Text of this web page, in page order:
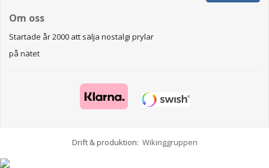
Om oss
Startade år 2000 att sälja nostalgi prylar
på nätet
Drift & produktion: Wikinggruppen